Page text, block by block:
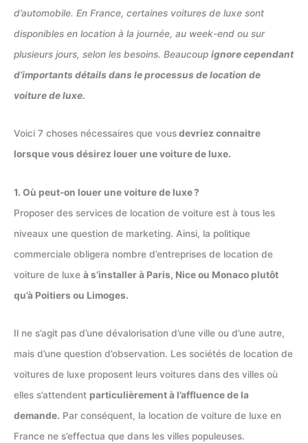
d’automobile. En France, certaines voitures de luxe sont
disponibles en location à la journée, au week-end ou sur
plusieurs jours, selon les besoins. Beaucoup ignore cependant
d’importants détails dans le processus de location de
voiture de luxe.
Voici 7 choses nécessaires que vousdevriez connaitre
lorsque vous désirez louer une voiture de luxe.
1. Où peut-on louer une voiture de luxe ?
Proposer des services de location de voiture est à tous les
niveaux une question de marketing. Ainsi, la politique
commerciale obligera nombre d’entreprises de location de
voiture de luxe à s’installer à Paris, Nice ou Monaco plutôt
qu’à Poitiers ou Limoges.
Il ne s’agit pas d’une dévalorisation d’une ville ou d’une autre,
mais d’une question d’observation. Les sociétés de location de
voitures de luxe proposent leurs voitures dans des villes où
elles s’attendent particulièrement à l’affluence de la
demande. Par conséquent, la location de voiture de luxe en
France ne s’effectua que dans les villes populeuses.